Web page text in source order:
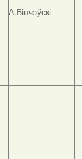
А.Вінчэўскі